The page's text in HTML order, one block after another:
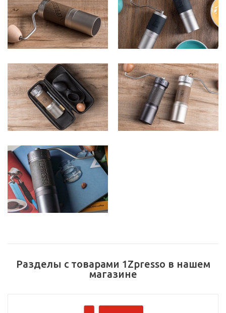
Разделы с товарами 1Zpresso в нашем
магазине